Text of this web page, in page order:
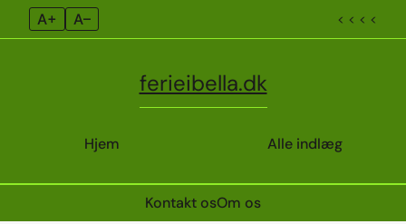
A+ A– < < < <
Hjem
ferieibella.dk
Alle indlæg
Kontakt osOm os